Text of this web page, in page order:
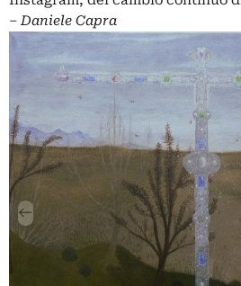
‒Daniele Capra